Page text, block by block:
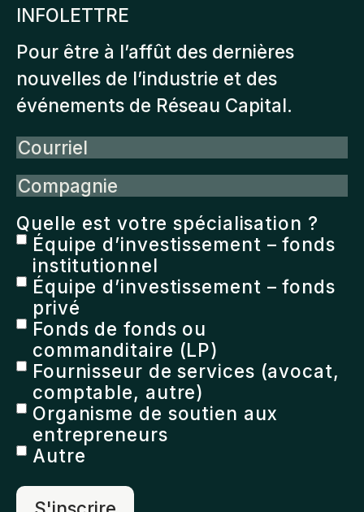
INFOLETTRE
Pour être à l’affût des dernières
nouvelles de l’industrie et des
événements de Réseau Capital.
Courriel
Compagnie
Quelle est votre spécialisation ?
Équipe d’investissement – fonds
institutionnel
Équipe d’investissement – fonds
privé
Fonds de fonds ou
commanditaire (LP)
Fournisseur de services (avocat,
comptable, autre)
Organisme de soutien aux
entrepreneurs
Autre